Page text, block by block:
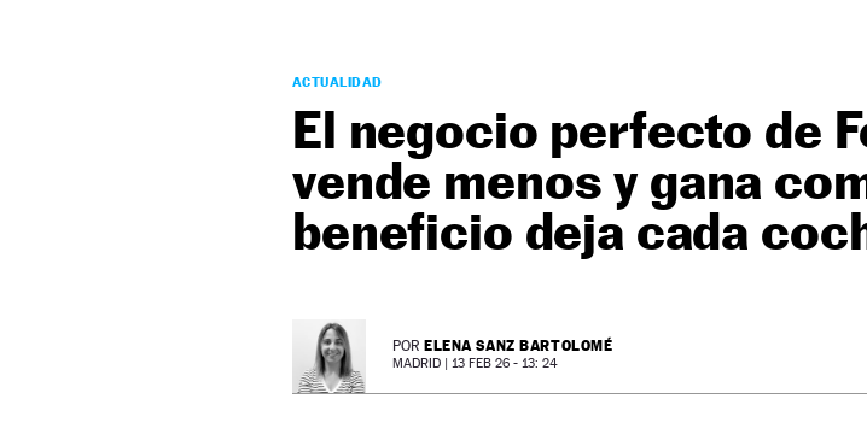
ACTUALIDAD
El negocio perfecto de
vende menos y gana
beneficio deja cada
POR ELENA SANZ BARTOLOMÉ
MADRID | 13 FEB 26 - 13: 24